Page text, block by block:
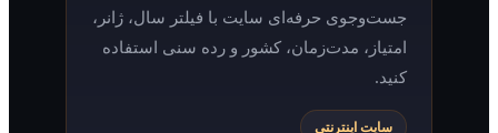
جست‌وجوی حرفه‌ای سایت با فیلتر سال، ژانر،
امتیاز، مدت‌زمان، کشور و رده سنی استفاده
سایت اینترنتی